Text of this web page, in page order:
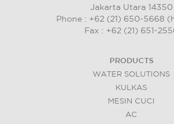
Jakarta Utara 14350
Phone : +62 (21) 650-5668
Fax : +62 (21) 651-
PRODUCTS
WATER SOLUTIONS
KULKAS
MESIN CUCI
AC